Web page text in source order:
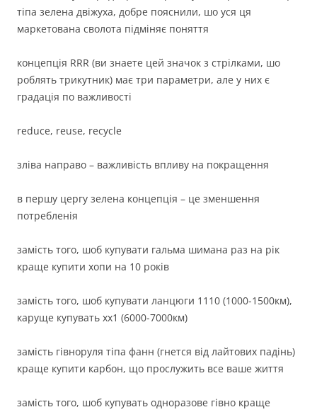
тіпа зелена двіжуха, добре пояснили, шо уся ця
маркетована сволота підміняє поняття
концепція RRR (ви знаете цей значок з стрілками, шо
роблять трикутник) має три параметри, але у них є
градація по важливості
reduce, reuse, recycle
зліва направо – важливість впливу на покращення
в першу цергу зелена концепція – це зменшення
потребленія
замість того, шоб купувати гальма шимана раз на рік
краще купити хопи на 10 років
замість того, шоб купувати ланцюги 1110 (1000-1500км),
каруще купувать хх1 (6000-7000км)
замість гівноруля тіпа фанн (гнется від лайтових падінь)
краще купити карбон, що прослужить все ваше життя
замість того, шоб купувать одноразове гівно краще